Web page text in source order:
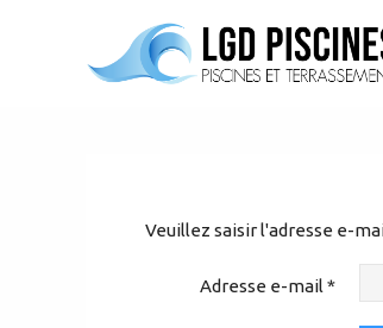
Veuillez saisir l'adresse e-
Adresse e-mail *